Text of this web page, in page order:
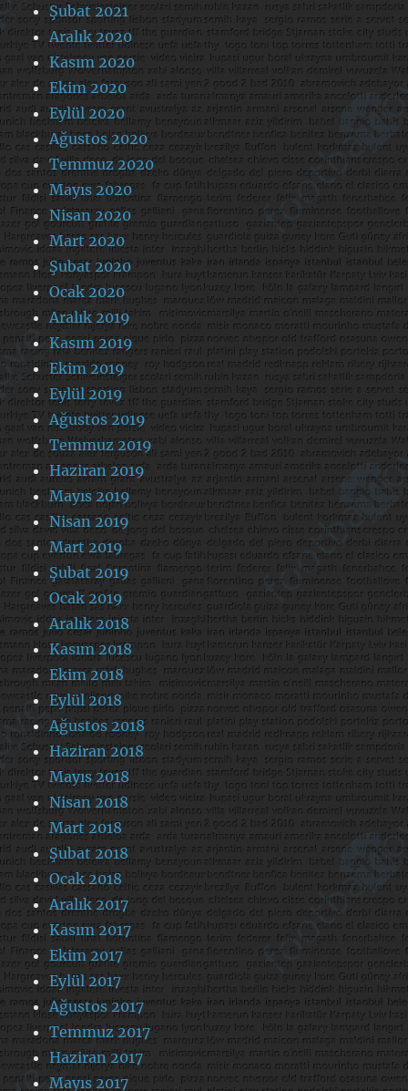
Şubat 2021
Aralık 2020
Kasım 2020
Ekim 2020
Eylül 2020
Ağustos 2020
Temmuz 2020
Mayıs 2020
Nisan 2020
Mart 2020
Şubat 2020
Ocak 2020
Aralık 2019
Kasım 2019
Ekim 2019
Eylül 2019
Ağustos 2019
Temmuz 2019
Haziran 2019
Mayıs 2019
Nisan 2019
Mart 2019
Şubat 2019
Ocak 2019
Aralık 2018
Kasım 2018
Ekim 2018
Eylül 2018
Ağustos 2018
Haziran 2018
Mayıs 2018
Nisan 2018
Mart 2018
Şubat 2018
Ocak 2018
Aralık 2017
Kasım 2017
Ekim 2017
Eylül 2017
Ağustos 2017
Temmuz 2017
Haziran 2017
Mayıs 2017